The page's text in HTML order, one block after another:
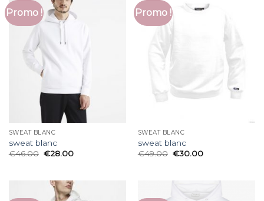
Promo !
SWEAT BLANC
sweat blanc
€46.00 €28.00
Promo !
SWEAT BLANC
sweat blanc
€49.00 €30.00